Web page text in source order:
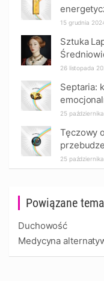
Powiązane
Duchowość
Medycyna
15 grudnia
Sztuka
26 listopada
Septaria:
25
Tęczowy
25